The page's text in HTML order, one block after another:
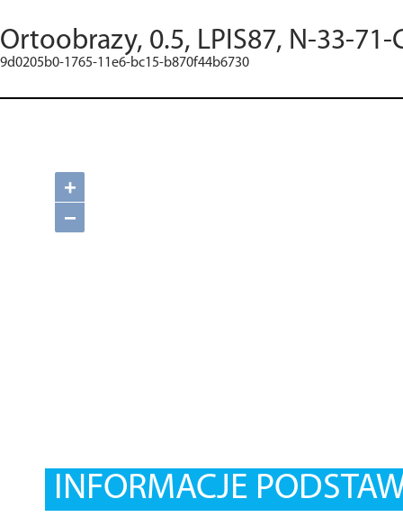
Ortoobrazy, 0.5, LPIS87, N-33-71-
9d0205b0-1765-11e6-bc15-b870f44b6730
+
−
INFORMACJE